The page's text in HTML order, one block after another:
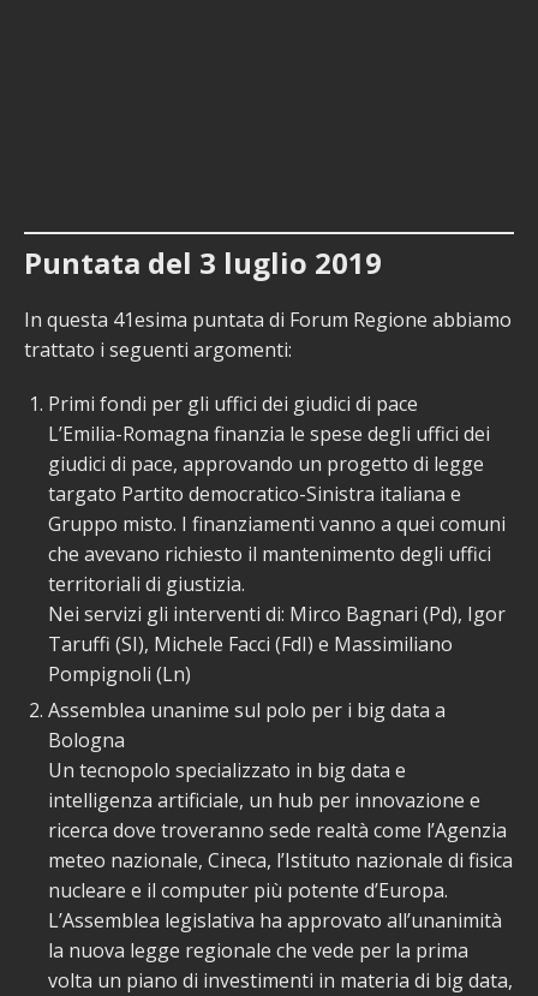
Puntata del 3 luglio 2019
In questa 41esima puntata di Forum Regione abbiamo
trattato i seguenti argomenti:
Primi fondi per gli uffici dei giudici di pace
L’Emilia-Romagna finanzia le spese degli uffici dei
giudici di pace, approvando un progetto di legge
targato Partito democratico-Sinistra italiana e
Gruppo misto. I finanziamenti vanno a quei comuni
che avevano richiesto il mantenimento degli uffici
territoriali di giustizia.
Nei servizi gli interventi di: Mirco Bagnari (Pd), Igor
Taruffi (SI), Michele Facci (FdI) e Massimiliano
Pompignoli (Ln)
Assemblea unanime sul polo per i big data a
Bologna
Un tecnopolo specializzato in big data e
intelligenza artificiale, un hub per innovazione e
ricerca dove troveranno sede realtà come l’Agenzia
meteo nazionale, Cineca, l’Istituto nazionale di fisica
nucleare e il computer più potente d’Europa.
L’Assemblea legislativa ha approvato all’unanimità
la nuova legge regionale che vede per la prima
volta un piano di investimenti in materia di big data,